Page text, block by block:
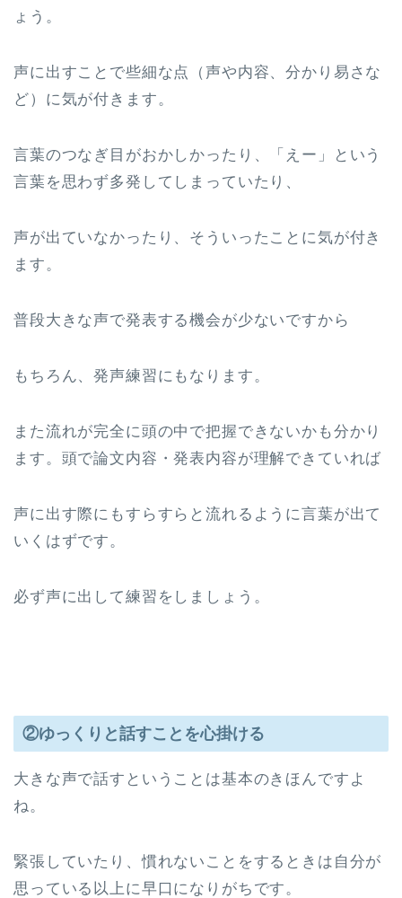
ょう。
声に出すことで些細な点（声や内容、分かり易さな
ど）に気が付きます。
言葉のつなぎ目がおかしかったり、「えー」という
言葉を思わず多発してしまっていたり、
声が出ていなかったり、そういったことに気が付き
ます。
普段大きな声で発表する機会が少ないですから
もちろん、発声練習にもなります。
また流れが完全に頭の中で把握できないかも分かり
ます。頭で論文内容・発表内容が理解できていれば
声に出す際にもすらすらと流れるように言葉が出て
いくはずです。
必ず声に出して練習をしましょう。
②ゆっくりと話すことを心掛ける
大きな声で話すということは基本のきほんですよ
ね。
緊張していたり、慣れないことをするときは自分が
思っている以上に早口になりがちです。